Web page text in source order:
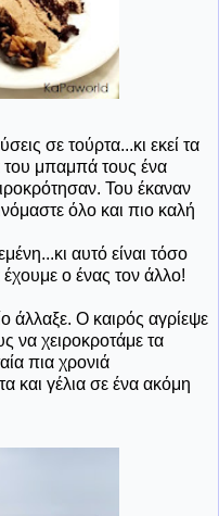
σε τούρτα...κι εκεί τα
μπαμπά τους ένα
Του έκαναν
όλο και πιο καλή
αυτό είναι τόσο
ο ένας τον άλλο!
άλλαξε. Ο καιρός αγρίεψε
να χειροκροτάμε τα
πια χρονιά
και γέλια σε ένα ακόμη